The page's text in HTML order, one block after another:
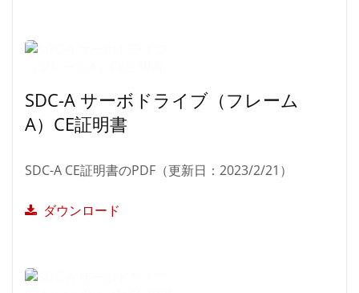
SDC-A サーボドライブ（フレーム
A）CE証明書
SDC-A CE証明書のPDF（更新日：2023/2/21）
ダウンロード